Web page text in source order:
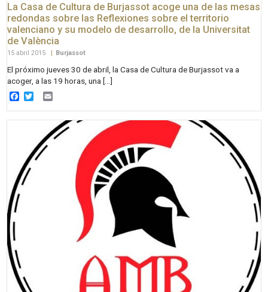
La Casa de Cultura de Burjassot acoge una de las mesas
redondas sobre las Reflexiones sobre el territorio
valenciano y su modelo de desarrollo, de la Universitat
de València
15 abril 2015 Burjassot
El próximo jueves 30 de abril, la Casa de Cultura de Burjassot va a
acoger, a las 19 horas, una […]
Facebook
Twitter